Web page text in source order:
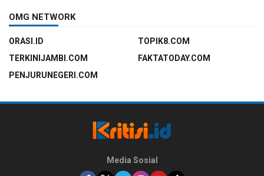
OMG NETWORK
ORASI.ID
TOPIK8.COM
TERKINIJAMBI.COM
FAKTATODAY.COM
PENJURUNEGERI.COM
Media Sosial